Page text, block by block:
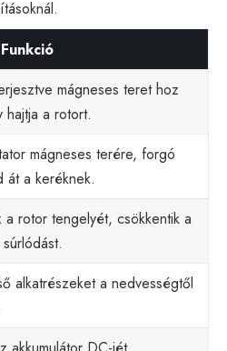
mágneses teret hoz
hajtja a rotort.
mágneses terére, forgó
át a keréknek.
a rotor tengelyét, csökkentik a
alkatrészeket a nedvességtől